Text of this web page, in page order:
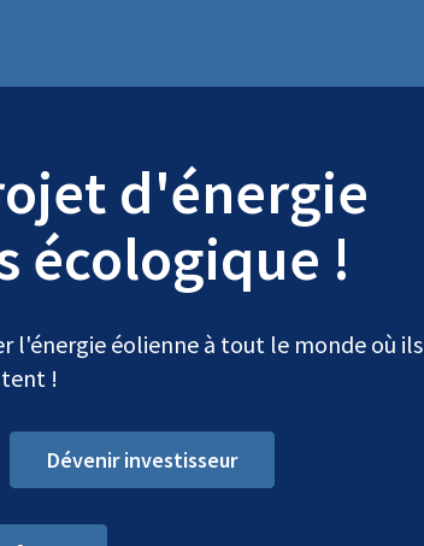
d'énergie
écologique !
l'énergie éolienne à tout le monde où ils
!
Dévenir investisseur